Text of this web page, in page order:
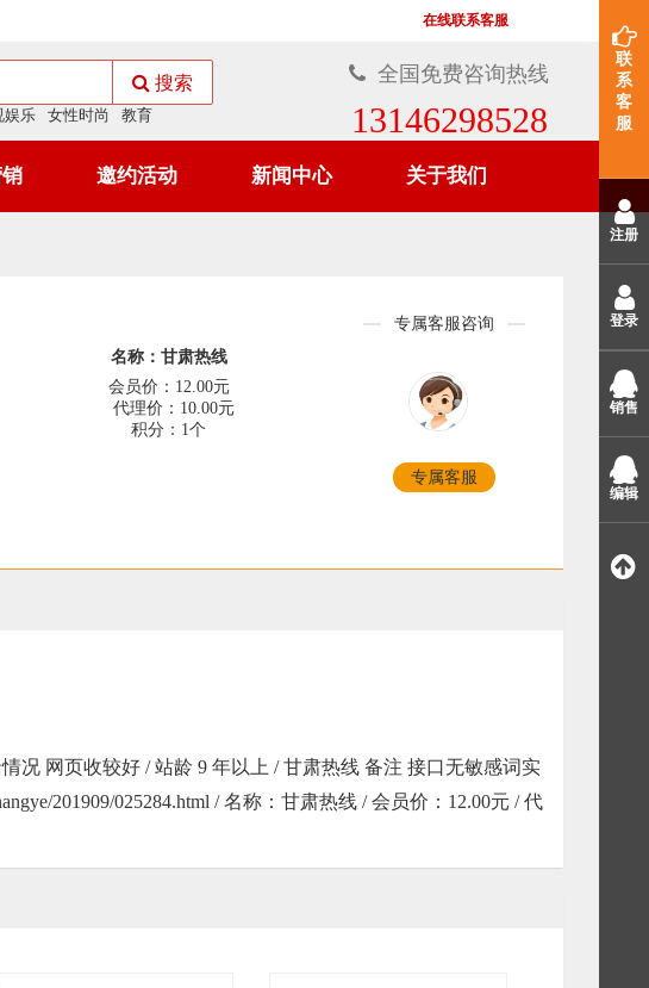
在线联系客服
搜索
娱乐 女性时尚 教育
全国免费咨询热线
13146298528
邀约活动 新闻中心 关于我们
名称：甘肃热线
会员价：12.00元
代理价：10.00元
积分：1个
专属客服咨询
专属客服
况 网页收较好 / 站龄 9 年以上 / 甘肃热线 备注 接口无敏感词实
201909/025284.html / 名称：甘肃热线 / 会员价：12.00元 / 代
联
系
客
服
注册
登录
销售
编辑